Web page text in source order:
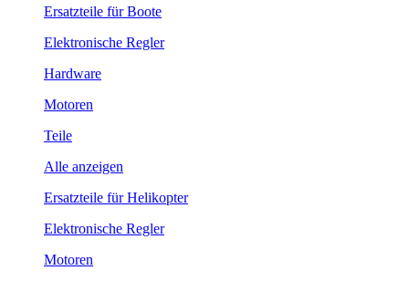
Ersatzteile für Boote
Elektronische Regler
Hardware
Motoren
Teile
Alle anzeigen
Ersatzteile für Helikopter
Elektronische Regler
Motoren